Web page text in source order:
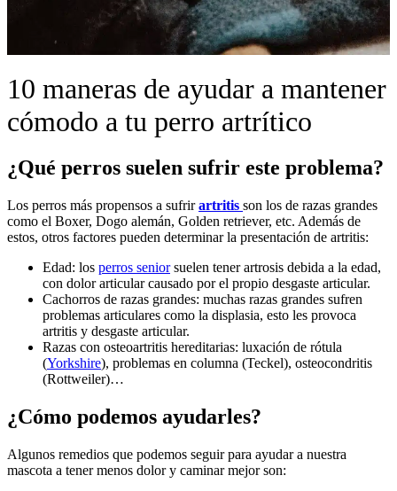
10 maneras de ayudar a mantener
cómodo a tu perro artrítico
¿Qué perros suelen sufrir este problema?
Los perros más propensos a sufrirartritis son los de razas grandes
como el Boxer, Dogo alemán, Golden retriever, etc. Además de
estos, otros factores pueden determinar la presentación de artritis:
Edad: los perros seniorsuelen tener artrosis debida a la edad,
con dolor articular causado por el propio desgaste articular.
Cachorros de razas grandes: muchas razas grandes sufren
problemas articulares como la displasia, esto les provoca
artritis y desgaste articular.
Razas con osteoartritis hereditarias: luxación de rótula
(Yorkshire), problemas en columna (Teckel), osteocondritis
(Rottweiler)…
¿Cómo podemos ayudarles?
Algunos remedios que podemos seguir para ayudar a nuestra
mascota a tener menos dolor y caminar mejor son: